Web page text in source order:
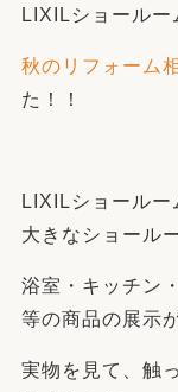
LIXILショールー
秋のリフォーム
た！！
LIXILショールー
大きなショール
浴室・キッチン
等の商品の展示
実物を見て、触